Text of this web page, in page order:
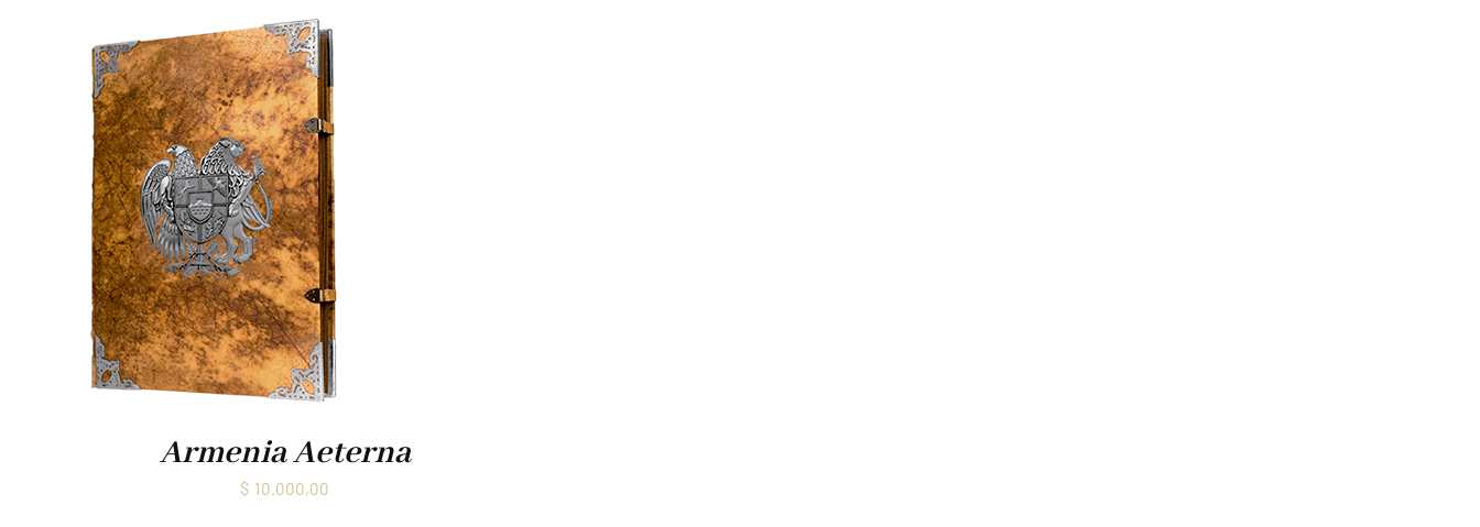
Armenia Aeterna
$ 10.000,00